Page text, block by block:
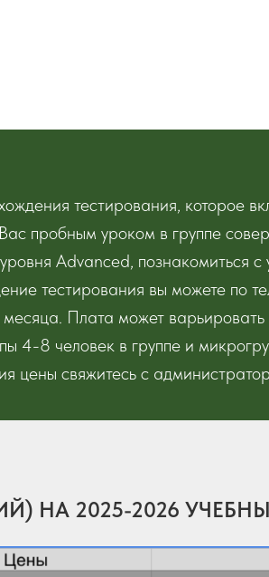
тестирования, которое
пробным уроком в группе
Advanced, познакомиться с
тестирования вы можете по
Плата может варьировать
4-8 человек в группе и
цены свяжитесь с
НА 2025-2026